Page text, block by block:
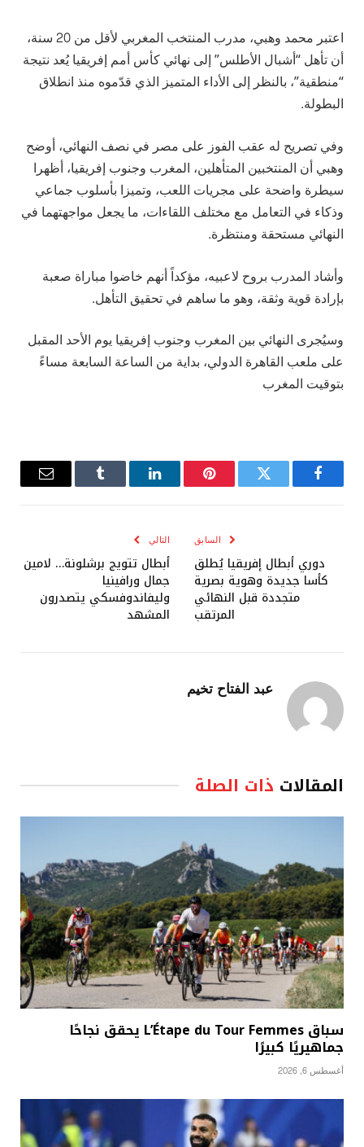
اعتبر محمد وهبي، مدرب المنتخب المغربي لأقل من 20 سنة،
أن تأهل “أشبال الأطلس” إلى نهائي كأس أمم إفريقيا يُعد نتيجة
“منطقية”، بالنظر إلى الأداء المتميز الذي قدّموه منذ انطلاق
البطولة.
وفي تصريح له عقب الفوز على مصر في نصف النهائي، أوضح
وهبي أن المنتخبين المتأهلين، المغرب وجنوب إفريقيا، أظهرا
سيطرة واضحة على مجريات اللعب، وتميزا بأسلوب جماعي
وذكاء في التعامل مع مختلف اللقاءات، ما يجعل مواجهتهما في
النهائي مستحقة ومنتظرة.
وأشاد المدرب بروح لاعبيه، مؤكداً أنهم خاضوا مباراة صعبة
بإرادة قوية وثقة، وهو ما ساهم في تحقيق التأهل.
وسيُجرى النهائي بين المغرب وجنوب إفريقيا يوم الأحد المقبل
على ملعب القاهرة الدولي، بداية من الساعة السابعة مساءً
بتوقيت المغرب
فيسبوك تويتر بينتيريستلينكدإن Tumblr
البريد
السابق
دوري أبطال إفريقيا يُطلق
كأسا جديدة وهوية بصرية
متجددة قبل النهائي
المرتقب
التالي
أبطال تتويج برشلونة… لامين
جمال ورافينيا
وليفاندوفسكي يتصدرون
المشهد
عبد الفتاح تخيم
المقالات ذات الصلة
سباق L’Étape du Tour Femmes يحقق نجاحًا
جماهيريًا كبيرًا
أغسطس 6, 2026